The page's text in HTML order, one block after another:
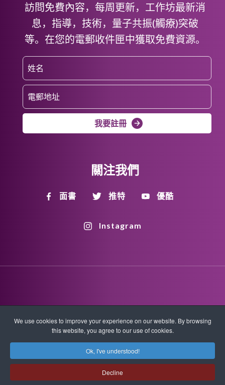
訪問免費內容，每周更新，工作坊最新消
息，指導，技術，量子共振(觸療)突破
等。在您的電郵收件匣中獲取免費資源。
我要註冊
關注我們
面書 推特 優酷
Instagram
版權所有 © 2026 Quantum-Touch。保留所有權利。
www.quantumtouch.com
We use cookies to improve your experience on our website. By browsing
this website, you agree to our use of cookies.
Ok, I've understood!
Decline